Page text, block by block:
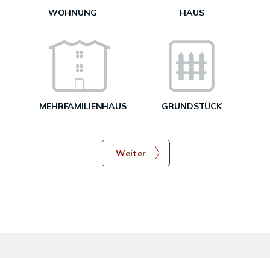
WOHNUNG HAUS
MEHRFAMILIENHAUS GRUNDSTÜCK
Weiter